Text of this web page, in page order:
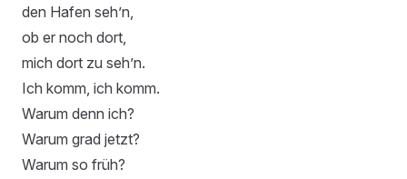
den Hafen seh’n,
ob er noch dort,
mich dort zu seh’n.
Ich komm, ich komm.
Warum denn ich?
Warum grad jetzt?
Warum so früh?